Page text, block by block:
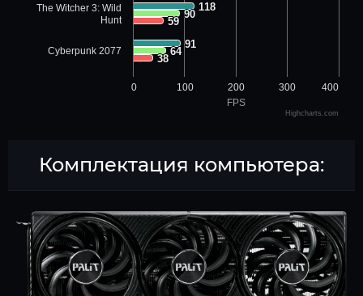
FPS
118
118
91
91
90
90
64
64
59
59
38
38
0 100 200 300 400
The Witcher 3: Wild
Hunt
Cyberpunk 2077
Highcharts.com
Комплектация компьютера: